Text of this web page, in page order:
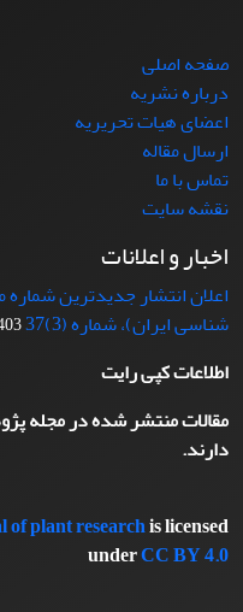
صفحه اصلی
درباره نشریه
اعضای هیات تحریریه
ارسال مقاله
تماس با ما
نقشه سایت
اخبار و اعلانات
اعلان انتشار جدیدترین
شناسی ایران)، شماره (3)37
04
اطلاعات کپی رایت
مقالات منتشر شده در مجله
دارند.
of plant researchis licensed
underCC BY 4.0